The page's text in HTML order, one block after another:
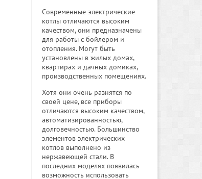
Современные электрические
котлы отличаются высоким
качеством, они предназначены
для работы с бойлером и
отопления. Могут быть
установлены в жилых домах,
квартирах и дачных домиках,
производственных помещениях.
Хотя они очень разнятся по
своей цене, все приборы
отличаются высоким качеством,
автоматизированностью,
долговечностью. Большинство
элементов электрических
котлов выполнено из
нержавеющей стали. В
последних моделях появилась
возможность использовать